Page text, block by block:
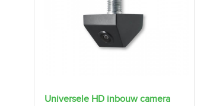
Universele HD inbouw camera